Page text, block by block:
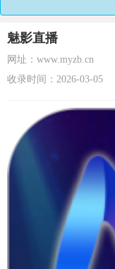
魅影直播
网址：www.myzb.cn
收录时间：2026-03-05